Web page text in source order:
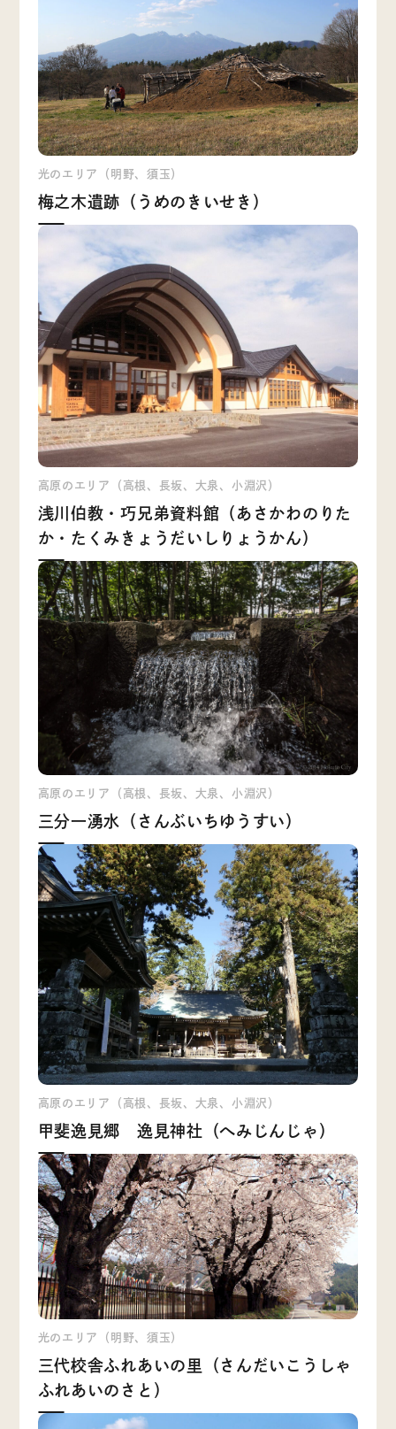
光のエリア（明野、須玉）
梅之木遺跡（うめのきいせき）
高原のエリア（高根、長坂、大泉、小淵沢）
浅川伯教・巧兄弟資料館（あさかわのりた
か・たくみきょうだいしりょうかん）
高原のエリア（高根、長坂、大泉、小淵沢）
三分一湧水（さんぶいちゆうすい）
高原のエリア（高根、長坂、大泉、小淵沢）
甲斐逸見郷 逸見神社（へみじんじゃ）
光のエリア（明野、須玉）
三代校舎ふれあいの里（さんだいこうしゃ
ふれあいのさと）